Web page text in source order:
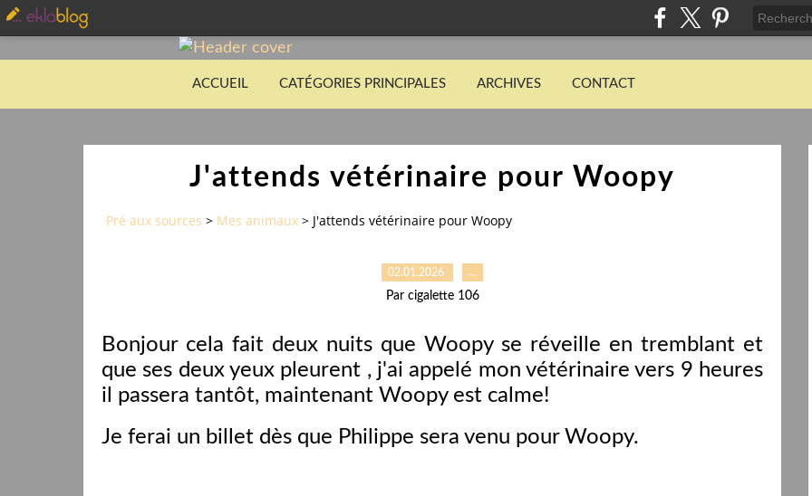
ACCUEIL CATÉGORIES PRINCIPALES ARCHIVES CONTACT
J'attends vétérinaire pour Woopy
Pré aux sources > Mes animaux > J'attends vétérinaire pour Woopy
02.01.2026 …
Par cigalette 106
Bonjour cela fait deux nuits que Woopy se réveille en tremblant et
que ses deux yeux pleurent , j'ai appelé mon vétérinaire vers 9 heures
il passera tantôt, maintenant Woopy est calme!
Je ferai un billet dès que Philippe sera venu pour Woopy.